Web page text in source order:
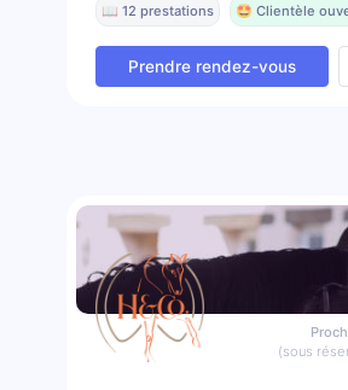
📖 12 prestations 🤩 Clientèle
Prendre rendez-vous
(sous